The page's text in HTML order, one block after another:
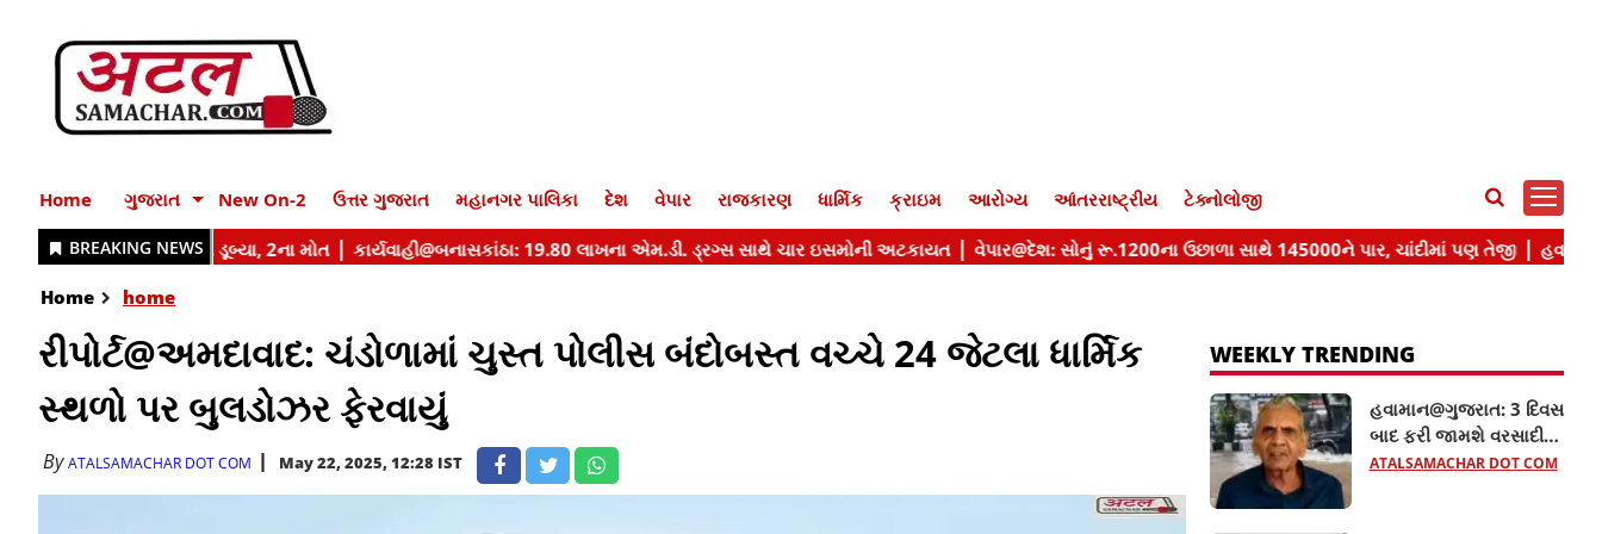
Home ગુજરાત New On-2 ઉત્તર ગુજરાત મહાનગર પાલિકા દેશ વેપાર રાજકારણ ધાર્મિક ક્રાઇમ આરોગ્ય આંતરરાષ્ટ્રીય ટેક્નોલોજી
Home home
રીપોર્ટ@અમદાવાદ: ચંડોળામાં ચુસ્ત પોલીસ બંદોબસ્ત વચ્ચે 24 જેટલા ધાર્મિક
સ્થળો પર બુલડોઝર ફેરવાયું
ByATALSAMACHAR DOT COM May 22, 2025, 12:28 IST
WEEKLY TRENDING
હવામાન@ગુજરાત: 3 દિવસ
બાદ ફરી જામશે વરસાદી
માહોલ, અંબાલાલ પટેલની
ATALSAMACHAR DOT COM